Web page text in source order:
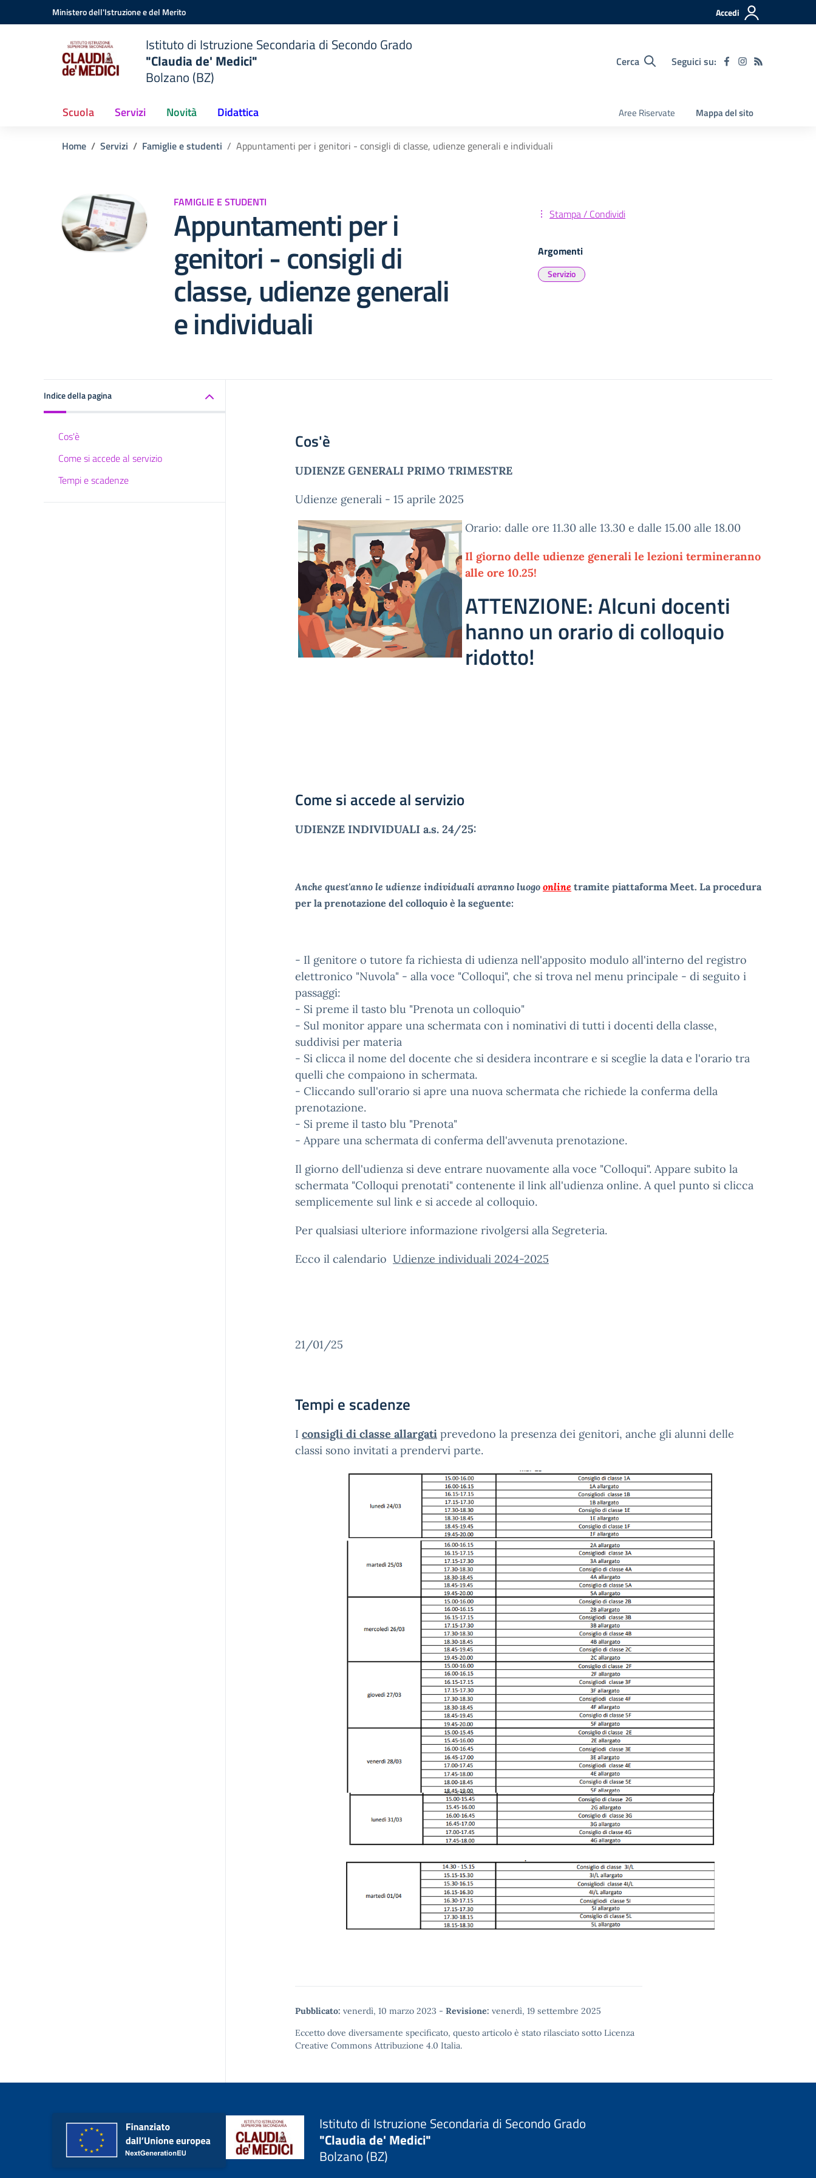
Vai ai contenuti
Vai al menu di navigazioneMinistero dell'Istruzione e del Merito Accedi
Istituto di Istruzione Secondaria di Secondo Grado
"Claudia de' Medici"
Bolzano (BZ)
Cerca Seguici su:
Scuola Servizi Novità Didattica Aree Riservate Mappa del sito
Home Servizi Famiglie e studenti Appuntamenti per i genitori - consigli di classe, udienze generali e individuali
FAMIGLIE E STUDENTI
Appuntamenti per i
genitori - consigli di
classe, udienze generali
e individuali
Stampa / Condividi
Argomenti
Servizio
Indice della pagina
Cos'è
Come si accede al servizio
Tempi e scadenze
Cos'è
UDIENZE GENERALI PRIMO TRIMESTRE
Udienze generali - 15 aprile 2025
Orario: dalle ore 11.30 alle 13.30 e dalle 15.00 alle 18.00
Il giorno delle udienze generali le lezioni termineranno
alle ore 10.25!
ATTENZIONE: Alcuni docenti
hanno un orario di colloquio
ridotto!
Come si accede al servizio
UDIENZE INDIVIDUALI a.s. 24/25:
Anche quest'anno le udienze individuali avranno luogo online tramite piattaforma Meet. La procedura
per la prenotazione del colloquio è la seguente:
- Il genitore o tutore fa richiesta di udienza nell'apposito modulo all'interno del registro
elettronico "Nuvola" - alla voce "Colloqui", che si trova nel menu principale - di seguito i
passaggi:
- Si preme il tasto blu "Prenota un colloquio"
- Sul monitor appare una schermata con i nominativi di tutti i docenti della classe,
suddivisi per materia
- Si clicca il nome del docente che si desidera incontrare e si sceglie la data e l'orario tra
quelli che compaiono in schermata.
- Cliccando sull'orario si apre una nuova schermata che richiede la conferma della
prenotazione.
- Si preme il tasto blu "Prenota"
- Appare una schermata di conferma dell'avvenuta prenotazione.
Il giorno dell'udienza si deve entrare nuovamente alla voce "Colloqui". Appare subito la
schermata "Colloqui prenotati" contenente il link all'udienza online. A quel punto si clicca
semplicemente sul link e si accede al colloquio.
Per qualsiasi ulteriore informazione rivolgersi alla Segreteria.
Ecco il calendario Udienze individuali 2024-2025
21/01/25
Tempi e scadenze
I consigli di classe allargati prevedono la presenza dei genitori, anche gli alunni delle
classi sono invitati a prendervi parte.
Pubblicato: venerdì, 10 marzo 2023 - Revisione: venerdì, 19 settembre 2025
Eccetto dove diversamente specificato, questo articolo è stato rilasciato sotto Licenza
Creative Commons Attribuzione 4.0 Italia.
Istituto di Istruzione Secondaria di Secondo Grado
"Claudia de' Medici"
Bolzano (BZ)